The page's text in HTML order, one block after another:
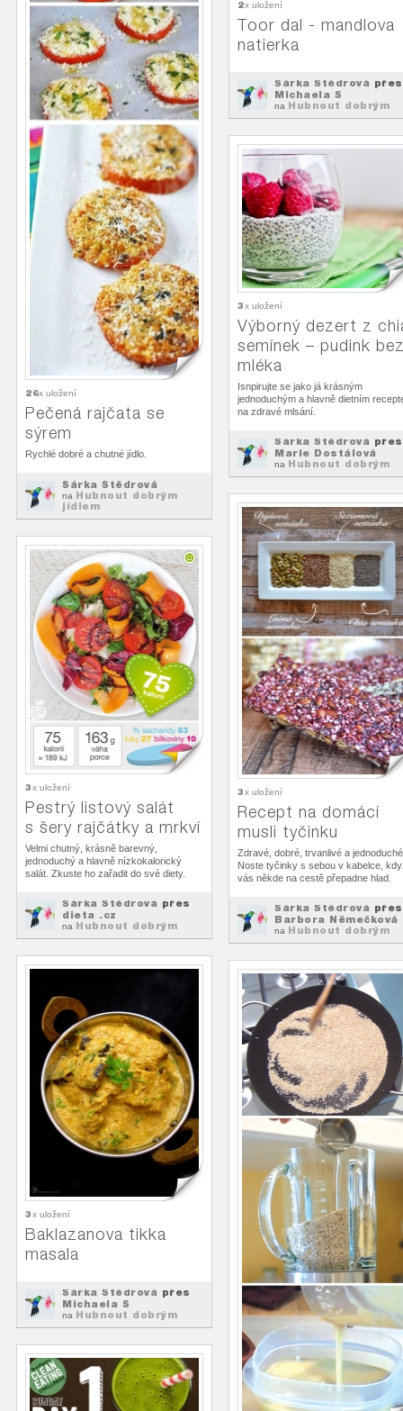
2x uložení
Toor dal - mandlova
natierka
Šárka Štědrová přes
Michaela S
na Hubnout dobrým
jídlem
26x uložení
Pečená rajčata se
sýrem
Rychlé dobré a chutné jídlo.
Šárka Štědrová
na Hubnout dobrým
jídlem
3x uložení
Výborný dezert z
semínek – pudink
mléka
Isnpirujte se jako já krásným
jednoduchým a hlavně dietním
na zdravé mlsání.
Šárka Štědrová přes
Marie Dostálová
na Hubnout dobrým
jídlem
3x uložení
Recept na domácí
musli tyčinku
Zdravé, dobré, trvanlivé a
Noste tyčinky s sebou v kabelce,
vás někde na cestě přepadne hlad.
Šárka Štědrová přes
Barbora Němečková
na Hubnout dobrým
jídlem
3x uložení
Pestrý listový salát
s šery rajčátky a mrkví
Velmi chutný, krásně barevný,
jednoduchý a hlavně nízkokalorický
salát. Zkuste ho zařadit do své diety.
Šárka Štědrová přes
dieta .cz
na Hubnout dobrým
jídlem
3x uložení
Baklazanova tikka
masala
Šárka Štědrová přes
Michaela S
na Hubnout dobrým
jídlem